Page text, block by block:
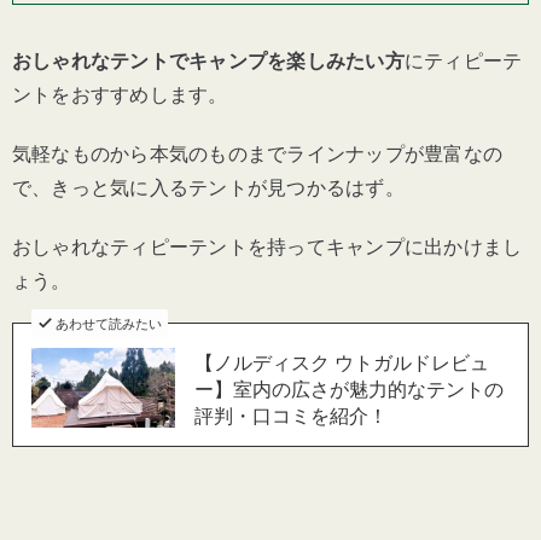
おしゃれなテントでキャンプを楽しみたい方にティピーテ
ントをおすすめします。
気軽なものから本気のものまでラインナップが豊富なの
で、きっと気に入るテントが見つかるはず。
おしゃれなティピーテントを持ってキャンプに出かけまし
ょう。
あわせて読みたい
【ノルディスク ウトガルドレビュ
ー】室内の広さが魅力的なテントの
評判・口コミを紹介！